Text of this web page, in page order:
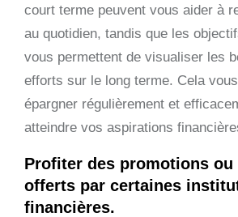
court terme peuvent vous aider à
au quotidien, tandis que les
vous permettent de visualiser les
efforts sur le long terme. Cela
épargner régulièrement et
atteindre vos aspirations
Profiter des promotions ou
offerts par certaines
financières.